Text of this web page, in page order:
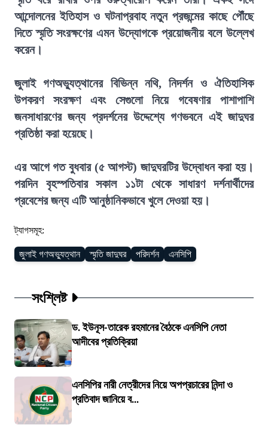
আন্দোলনের ইতিহাস ও ঘটনাপ্রবাহ নতুন প্রজন্মের কাছে পৌঁছে
দিতে স্মৃতি সংরক্ষণের এমন উদ্যোগকে প্রয়োজনীয় বলে উল্লেখ
করেন।
জুলাই গণঅভ্যুত্থানের বিভিন্ন নথি, নিদর্শন ও ঐতিহাসিক
উপকরণ সংরক্ষণ এবং সেগুলো নিয়ে গবেষণার পাশাপাশি
জনসাধারণের জন্য প্রদর্শনের উদ্দেশ্যে গণভবনে এই জাদুঘর
প্রতিষ্ঠা করা হয়েছে।
এর আগে গত বুধবার (৫ আগস্ট) জাদুঘরটির উদ্বোধন করা হয়।
পরদিন বৃহস্পতিবার সকাল ১১টা থেকে সাধারণ দর্শনার্থীদের
প্রবেশের জন্য এটি আনুষ্ঠানিকভাবে খুলে দেওয়া হয়।
ট্যাগসমূহ:
জুলাই গণঅভ্যুত্থান স্মৃতি জাদুঘর পরিদর্শন এনসিপি
সংশ্লিষ্ট
ড. ইউনূস-তারেক রহমানের বৈঠকে এনসিপি নেতা
আদীবের প্রতিক্রিয়া
এনসিপির নারী নেত্রীদের নিয়ে অপপ্রচারের নিন্দা ও
প্রতিবাদ জানিয়ে ব...